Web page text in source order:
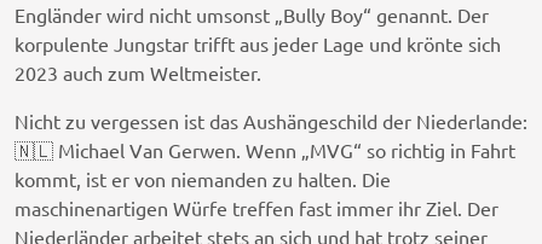
Engländer wird nicht umsonst „Bully Boy“ genannt. Der
korpulente Jungstar trifft aus jeder Lage und krönte sich
2023 auch zum Weltmeister.
Nicht zu vergessen ist das Aushängeschild der Niederlande:
🇳🇱 Michael Van Gerwen. Wenn „MVG“ so richtig in Fahrt
kommt, ist er von niemanden zu halten. Die
maschinenartigen Würfe treffen fast immer ihr Ziel. Der
Niederländer arbeitet stets an sich und hat trotz seiner